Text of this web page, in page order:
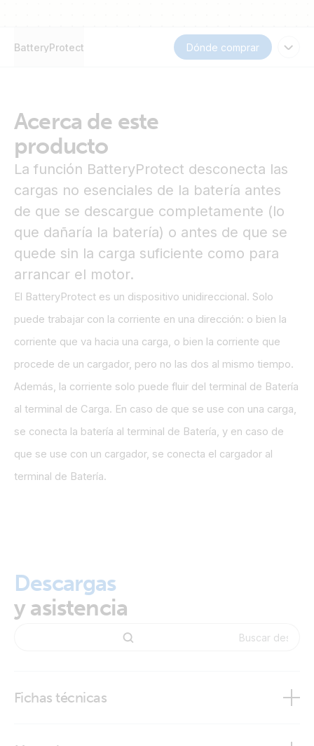
BatteryProtect Dónde comprar
Acerca de este
producto
La función BatteryProtect desconecta las
cargas no esenciales de la batería antes
de que se descargue completamente (lo
que dañaría la batería) o antes de que se
quede sin la carga suficiente como para
arrancar el motor.
El BatteryProtect es un dispositivo unidireccional. Solo
puede trabajar con la corriente en una dirección: o bien la
corriente que va hacia una carga, o bien la corriente que
procede de un cargador, pero no las dos al mismo tiempo.
Además, la corriente solo puede fluir del terminal de Batería
al terminal de Carga. En caso de que se use con una carga,
se conecta la batería al terminal de Batería, y en caso de
que se use con un cargador, se conecta el cargador al
terminal de Batería.
Descargas
y asistencia
Fichas técnicas